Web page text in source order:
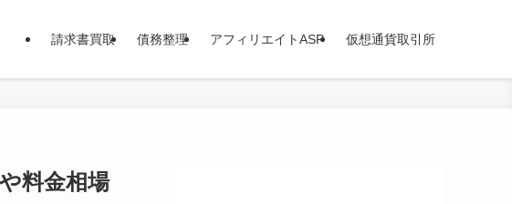
請求書買取 債務整理 アフィリエイトASP 仮想通貨取引所
料金相場